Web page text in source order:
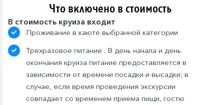
Что включено в стоимость
В стоимость круиза входит
Проживание в каюте выбранной категории
Трехразовое питание . В день начала и день
окончания круиза питание предоставляется в
зависимости от времени посадки и высадки; в
случае, если время проведения экскурсии
совпадает со временем приема пищи, гостю